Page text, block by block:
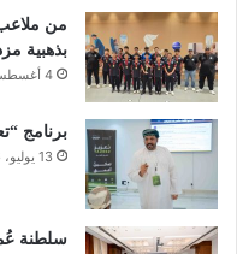
من
بذهبية
4 أغسطس، 2026 2:47 م
برنامج
13 يوليو، 2026 12:00 م
سلطنة